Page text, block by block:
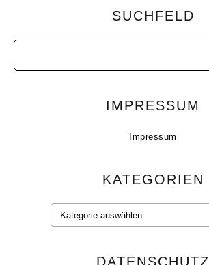
SUCHFELD
IMPRESSUM
Impressum
KATEGORIEN
DATENSCHUTZ